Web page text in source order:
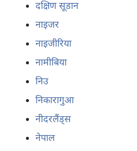
दक्षिण सूडान
नाइजर
नाइजीरिया
नामीबिया
निउ
निकारागुआ
नीदरलैंड्स
नेपाल